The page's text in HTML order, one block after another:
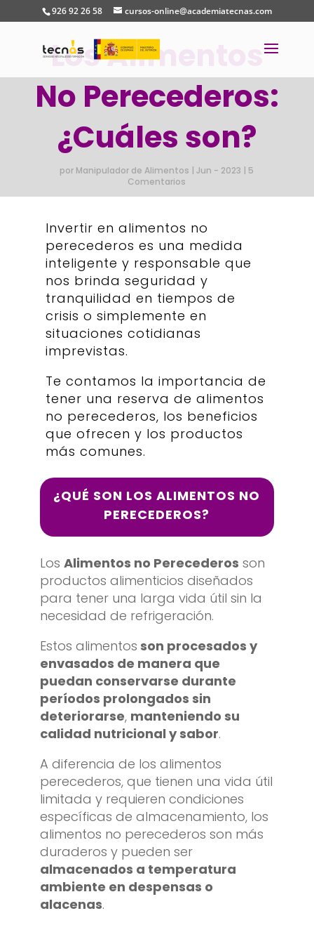
926 92 26 58 cursos-online@academiatecnas.com
Los Alimentos
No Perecederos:
¿Cuáles son?
por Manipulador de Alimentos |Jun - 2023 | 5
Comentarios
Invertir en alimentos no
perecederos es una medida
inteligente y responsable que
nos brinda seguridad y
tranquilidad en tiempos de
crisis o simplemente en
situaciones cotidianas
imprevistas.
Te contamos la importancia de
tener una reserva de alimentos
no perecederos, los beneficios
que ofrecen y los productos
más comunes.
¿QUÉ SON LOS ALIMENTOS NO
PERECEDEROS?
LosAlimentos no Perecederos son
productos alimenticios diseñados
para tener una larga vida útil sin la
necesidad de refrigeración.
Estos alimentos son procesados y
envasados de manera que
puedan conservarse durante
períodos prolongados sin
deteriorarse, manteniendo su
calidad nutricional y sabor.
A diferencia de los alimentos
perecederos, que tienen una vida útil
limitada y requieren condiciones
específicas de almacenamiento, los
alimentos no perecederos son más
duraderos y pueden ser
almacenados a temperatura
ambiente en despensas o
alacenas.